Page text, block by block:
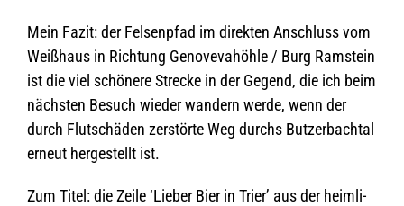
Mein Fazit: der Fel­sen­pfad im direk­ten Anschluss vom
Weiß­haus in Rich­tung Geno­ve­va­höhle / Burg Ram­stein
ist die viel schö­nere Stre­cke in der Gegend, die ich beim
nächs­ten Besuch wie­der wan­dern werde, wenn der
durch Flut­schä­den zer­störte Weg durchs But­zer­bach­tal
erneut her­ge­stellt ist.
Zum Titel: die Zeile ‘Lie­ber Bier in Trier’ aus der heim­li­